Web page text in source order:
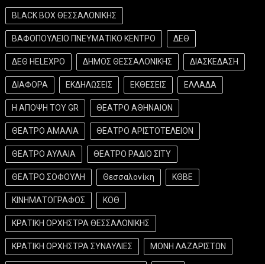
BLACK BOX ΘΕΣΣΑΛΟΝΙΚΗΣ
ΒΑΦΟΠΟΥΛΕΙΟ ΠΝΕΥΜΑΤΙΚΟ ΚΕΝΤΡΟ ΔΕΘ
ΔΕΘ HELEXPO ΔΗΜΟΣ ΘΕΣΣΑΛΟΝΙΚΗΣ ΔΙΑΣΚΕΔΑΣΗ
ΔΙΑΦΟΡΑ ΕΚΔΗΛΩΣΕΙΣ ΕΚΘΕΣΕΙΣ ΕΛΛΑΔΑ
Η ΑΠΟΨΗ ΤΟΥ GR ΘΕΑΤΡΟ ΑΘΗΝΑΙΟΝ
ΘΕΑΤΡΟ ΑΜΑΛΙΑ ΘΕΑΤΡΟ ΑΡΙΣΤΟΤΕΛΕΙΟΝ
ΘΕΑΤΡΟ ΑΥΛΑΙΑ ΘΕΑΤΡΟ ΡΑΔΙΟ ΣΙΤΥ
ΘΕΑΤΡΟ ΣΟΦΟΥΛΗ Θεσσαλονίκη ΚΘΒΕ
ΚΙΝΗΜΑΤΟΓΡΑΦΟΣ ΚΟΘ
ΚΡΑΤΙΚΗ ΟΡΧΗΣΤΡΑ ΘΕΣΣΑΛΟΝΙΚΗΣ
ΚΡΑΤΙΚΗ ΟΡΧΗΣΤΡΑ ΣΥΝΑΥΛΙΕΣ ΜΟΝΗ ΛΑΖΑΡΙΣΤΩΝ